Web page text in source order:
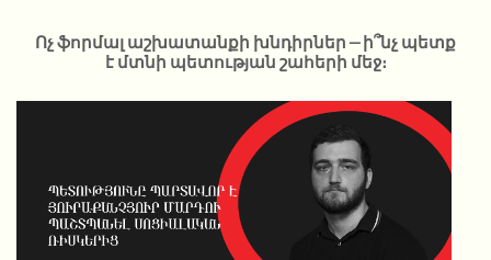
Ոչ ֆորմալ աշխատանքի խնդիրներ – ի՞նչ պետք
է մտնի պետության շահերի մեջ։